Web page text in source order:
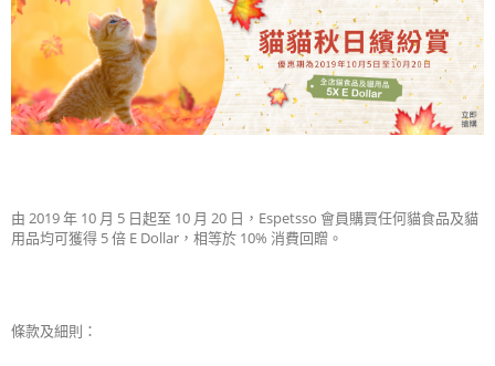
由 2019 年 10 月 5 日起至 10 月 20 日，Espetsso 會員購買任何貓食品及貓
用品均可獲得 5 倍 E Dollar，相等於 10% 消費回贈。
條款及細則：